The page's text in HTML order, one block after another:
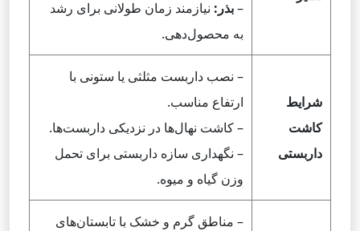
–بذر: نیازمند زمان طولانی برای رشد
به محصول‌دهی.
شرایط
کاشت
داربستی
– نصب داربست مثلثی یا ستونی با
ارتفاع مناسب.
– کاشت نهال‌ها در نزدیکی داربست‌ها.
– نگهداری سازه داربستی برای تحمل
وزن گیاه و میوه.
– مناطق گرم و خشک با تابستان‌های